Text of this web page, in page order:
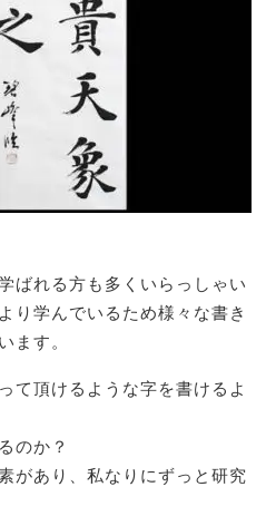
ばれる方も多くいらっしゃい
り学んでいるため様々な書き
ます。
て頂けるような字を書けるよ
のか？
があり、私なりにずっと研究